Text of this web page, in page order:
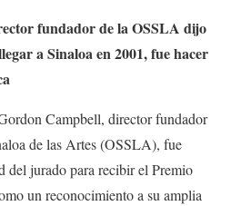
fundador de la OSSLA dijo
a Sinaloa en 2001, fue hacer
Campbell, director fundador
de las Artes (OSSLA), fue
del jurado para recibir el Premio
un reconocimiento a su amplia